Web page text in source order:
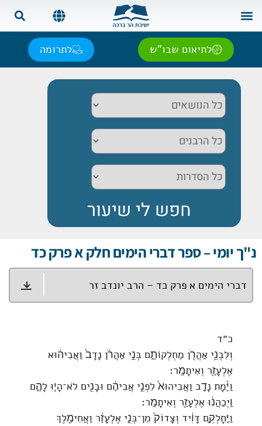
לתיאום שבו"ש לתרומה
נ"ך יומי – ספר דברי הימים חלק א פרק כד
דברי הימים א פרק כד – הרב יונדב זר
כ״ד
וְלִבְנֵ֥י אַהֲרֹ֖ן מַחְלְקוֹתָ֑ם בְּנֵ֣י אַהֲרֹ֔ן נָדָב֙ וַאֲבִיה֔וּא
אֶלְעָזָ֖ר וְאִיתָמָֽר׃
וַיָּ֨מָת נָדָ֤ב וַאֲבִיהוּא֙ לִפְנֵ֣י אֲבִיהֶ֔ם וּבָנִ֖ים לֹא־הָי֣וּ לָהֶ֑ם
וַֽיְכַהֲנ֔וּ אֶלְעָזָ֖ר וְאִיתָמָֽר׃
וַיֶּֽחָלְקֵ֣ם דָּוִ֔יד וְצָדוֹק֙ מִן־בְּנֵ֣י אֶלְעָזָ֔ר וַאֲחִימֶ֖לֶךְ